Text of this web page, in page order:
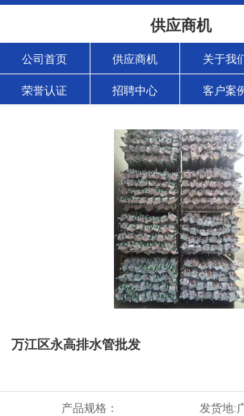
供应商机
公司首页 供应商机 关于我
荣誉认证 招聘中心 客户案
万江区永高排水管批发
产品规格： 发货地: